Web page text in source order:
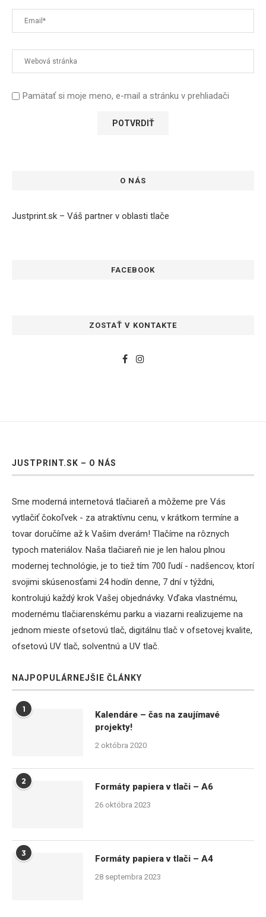
Pamätať si moje meno, e-mail a stránku v prehliadači
O NÁS
Justprint.sk – Váš partner v oblasti tlače
FACEBOOK
ZOSTAŤ V KONTAKTE
JUSTPRINT.SK – O NÁS
Sme moderná internetová tlačiareň a môžeme pre Vás
vytlačiť čokoľvek - za atraktívnu cenu, v krátkom termíne a
tovar doručíme až k Vašim dverám! Tlačíme na rôznych
typoch materiálov. Naša tlačiareň nie je len halou plnou
modernej technológie, je to tiež tím 700 ľudí - nadšencov, ktorí
svojimi skúsenosťami 24 hodín denne, 7 dní v týždni,
kontrolujú každý krok Vašej objednávky. Vďaka vlastnému,
modernému tlačiarenskému parku a viazarni realizujeme na
jednom mieste ofsetovú tlač, digitálnu tlač v ofsetovej kvalite,
ofsetovú UV tlač, solventnú a UV tlač.
NAJPOPULÁRNEJŠIE ČLÁNKY
1
Kalendáre – čas na zaujímavé
projekty!
2 októbra 2020
2
Formáty papiera v tlači – A6
26 októbra 2023
3
Formáty papiera v tlači – A4
28 septembra 2023